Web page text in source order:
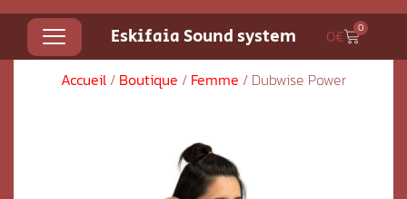
Eskifaia Sound system 0€ 0
Accueil / Boutique / Femme / Dubwise Power